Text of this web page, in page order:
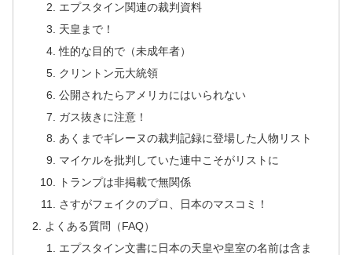
エプスタイン関連の裁判資料
天皇まで！
性的な目的で（未成年者）
クリントン元大統領
公開されたらアメリカにはいられない
ガス抜きに注意！
あくまでギレーヌの裁判記録に登場した人物リスト
マイケルを批判していた連中こそがリストに
トランプは非掲載で無関係
さすがフェイクのプロ、日本のマスコミ！
よくある質問（FAQ）
エプスタイン文書に日本の天皇や皇室の名前は含ま